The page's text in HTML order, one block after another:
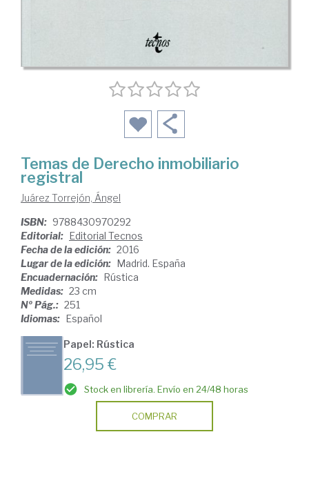
Temas de Derecho inmobiliario
registral
Juárez Torrejón, Ángel
ISBN: 9788430970292
Editorial: Editorial Tecnos
Fecha de la edición: 2016
Lugar de la edición: Madrid. España
Encuadernación: Rústica
Medidas: 23 cm
Nº Pág.: 251
Idiomas: Español
Papel: Rústica
26,95 €
Stock en librería. Envío en 24/48 horas
COMPRAR